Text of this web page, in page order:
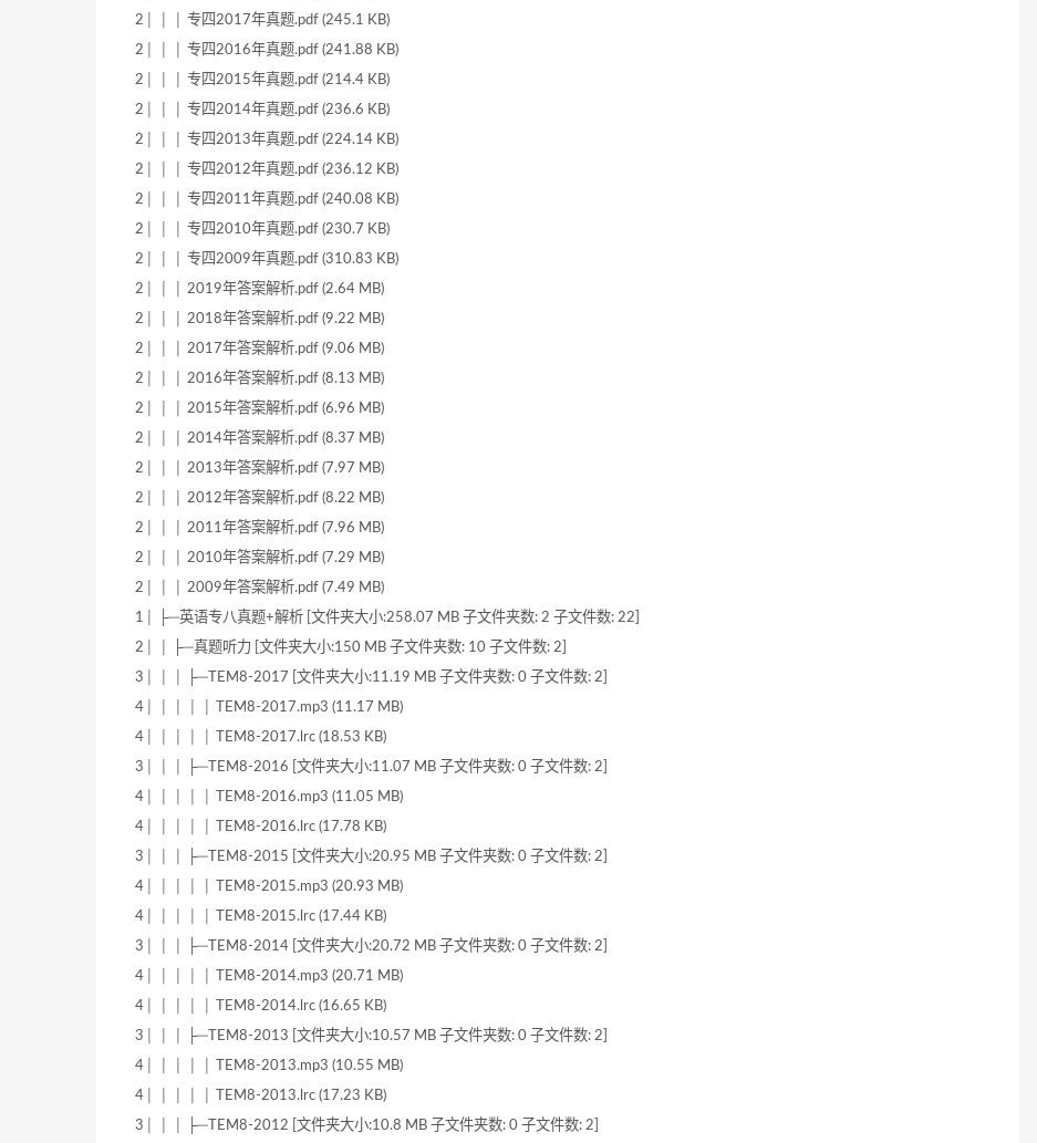
2│ │ │ 专四2017年真题.pdf (245.1 KB)
2│ │ │ 专四2016年真题.pdf (241.88 KB)
2│ │ │ 专四2015年真题.pdf (214.4 KB)
2│ │ │ 专四2014年真题.pdf (236.6 KB)
2│ │ │ 专四2013年真题.pdf (224.14 KB)
2│ │ │ 专四2012年真题.pdf (236.12 KB)
2│ │ │ 专四2011年真题.pdf (240.08 KB)
2│ │ │ 专四2010年真题.pdf (230.7 KB)
2│ │ │ 专四2009年真题.pdf (310.83 KB)
2│ │ │ 2019年答案解析.pdf (2.64 MB)
2│ │ │ 2018年答案解析.pdf (9.22 MB)
2│ │ │ 2017年答案解析.pdf (9.06 MB)
2│ │ │ 2016年答案解析.pdf (8.13 MB)
2│ │ │ 2015年答案解析.pdf (6.96 MB)
2│ │ │ 2014年答案解析.pdf (8.37 MB)
2│ │ │ 2013年答案解析.pdf (7.97 MB)
2│ │ │ 2012年答案解析.pdf (8.22 MB)
2│ │ │ 2011年答案解析.pdf (7.96 MB)
2│ │ │ 2010年答案解析.pdf (7.29 MB)
2│ │ │ 2009年答案解析.pdf (7.49 MB)
1│ ├─英语专八真题+解析 [文件夹大小:258.07 MB 子文件夹数: 2 子文件数: 22]
2│ │ ├─真题听力 [文件夹大小:150 MB 子文件夹数: 10 子文件数: 2]
3│ │ │ ├─TEM8-2017 [文件夹大小:11.19 MB 子文件夹数: 0 子文件数: 2]
4│ │ │ │ │ TEM8-2017.mp3 (11.17 MB)
4│ │ │ │ │ TEM8-2017.lrc (18.53 KB)
3│ │ │ ├─TEM8-2016 [文件夹大小:11.07 MB 子文件夹数: 0 子文件数: 2]
4│ │ │ │ │ TEM8-2016.mp3 (11.05 MB)
4│ │ │ │ │ TEM8-2016.lrc (17.78 KB)
3│ │ │ ├─TEM8-2015 [文件夹大小:20.95 MB 子文件夹数: 0 子文件数: 2]
4│ │ │ │ │ TEM8-2015.mp3 (20.93 MB)
4│ │ │ │ │ TEM8-2015.lrc (17.44 KB)
3│ │ │ ├─TEM8-2014 [文件夹大小:20.72 MB 子文件夹数: 0 子文件数: 2]
4│ │ │ │ │ TEM8-2014.mp3 (20.71 MB)
4│ │ │ │ │ TEM8-2014.lrc (16.65 KB)
3│ │ │ ├─TEM8-2013 [文件夹大小:10.57 MB 子文件夹数: 0 子文件数: 2]
4│ │ │ │ │ TEM8-2013.mp3 (10.55 MB)
4│ │ │ │ │ TEM8-2013.lrc (17.23 KB)
3│ │ │ ├─TEM8-2012 [文件夹大小:10.8 MB 子文件夹数: 0 子文件数: 2]